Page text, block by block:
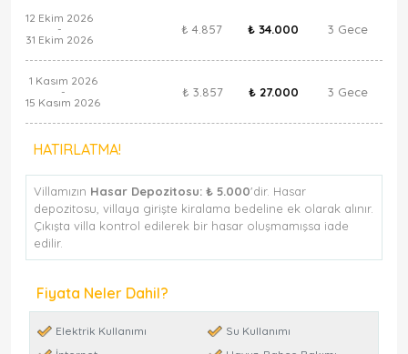
12 Ekim 2026
-
31 Ekim 2026
₺ 4.857 ₺ 34.000 3 Gece
1 Kasım 2026
-
15 Kasım 2026
₺ 3.857 ₺ 27.000 3 Gece
HATIRLATMA!
Villamızın Hasar Depozitosu: ₺ 5.000'dir. Hasar
depozitosu, villaya girişte kiralama bedeline ek olarak alınır.
Çıkışta villa kontrol edilerek bir hasar oluşmamışsa iade
edilir.
Fiyata Neler Dahil?
Elektrik Kullanımı
Su Kullanımı